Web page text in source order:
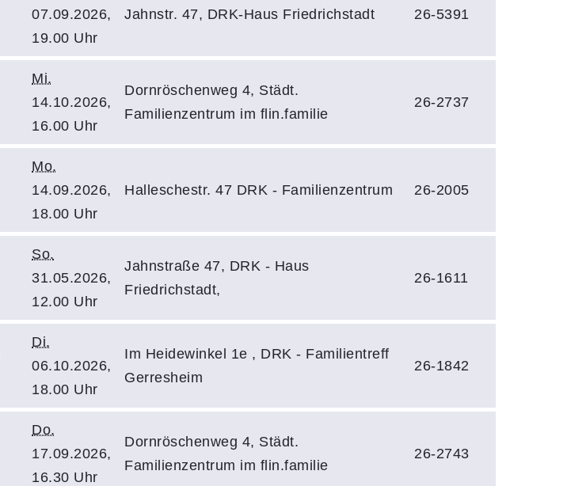
07.09.2026,
19.00 Uhr
Jahnstr. 47, DRK-Haus Friedrichstadt 26-5391
Mi.
14.10.2026,
16.00 Uhr
Dornröschenweg 4, Städt.
Familienzentrum im flin.familie
26-2737
Mo.
14.09.2026,
18.00 Uhr
Halleschestr. 47 DRK - Familienzentrum 26-2005
So.
31.05.2026,
12.00 Uhr
Jahnstraße 47, DRK - Haus
Friedrichstadt,
26-1611
Di.
06.10.2026,
18.00 Uhr
Im Heidewinkel 1e , DRK - Familientreff
Gerresheim
26-1842
Do.
17.09.2026,
16.30 Uhr
Dornröschenweg 4, Städt.
Familienzentrum im flin.familie
26-2743